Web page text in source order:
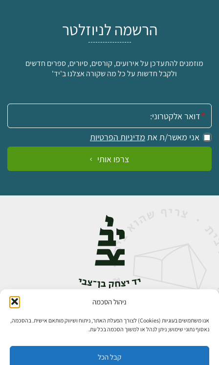
ניהול הסכמה
אנו משתמשים בעוגיות (Cookies) לצורך הפעלת האתר, ניתוח ושיווק מותאם אישית. בהסכמה,
נאסוף נתוני שימוש; ניתן לנהל או למשוך הסכמה בכל עת.
קבל הכל
הרשמה לניוזלטר
מוזמנים להתעדכן על אירועים, קורסים, סיורים, ספרים חדשים
ולקבל חדשות על כל מה שקורה אצלנו ב'יד'
אימייל:
אני מאשר/ת את מדיניות הפרטיות
צרפו אותי
אבן גבירול 14, רחביה, ירושלים